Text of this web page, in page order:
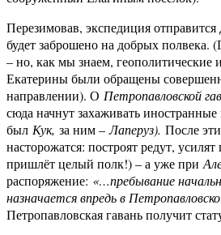
Перезимовав, экспедиция
будет заброшено на добрых полвека.
– но, как мы знаем, геополитические
Екатерины были обращены
направлении). О Петропавловской
сюда начнут захаживать
был Кук, за ним –Лаперуз). После
насторожатся: построят редут, усилят
пришлёт целый полк!) – а уже при
распоряжение: «…пребывание
назначается впредь в
Петропавловская гавань получит